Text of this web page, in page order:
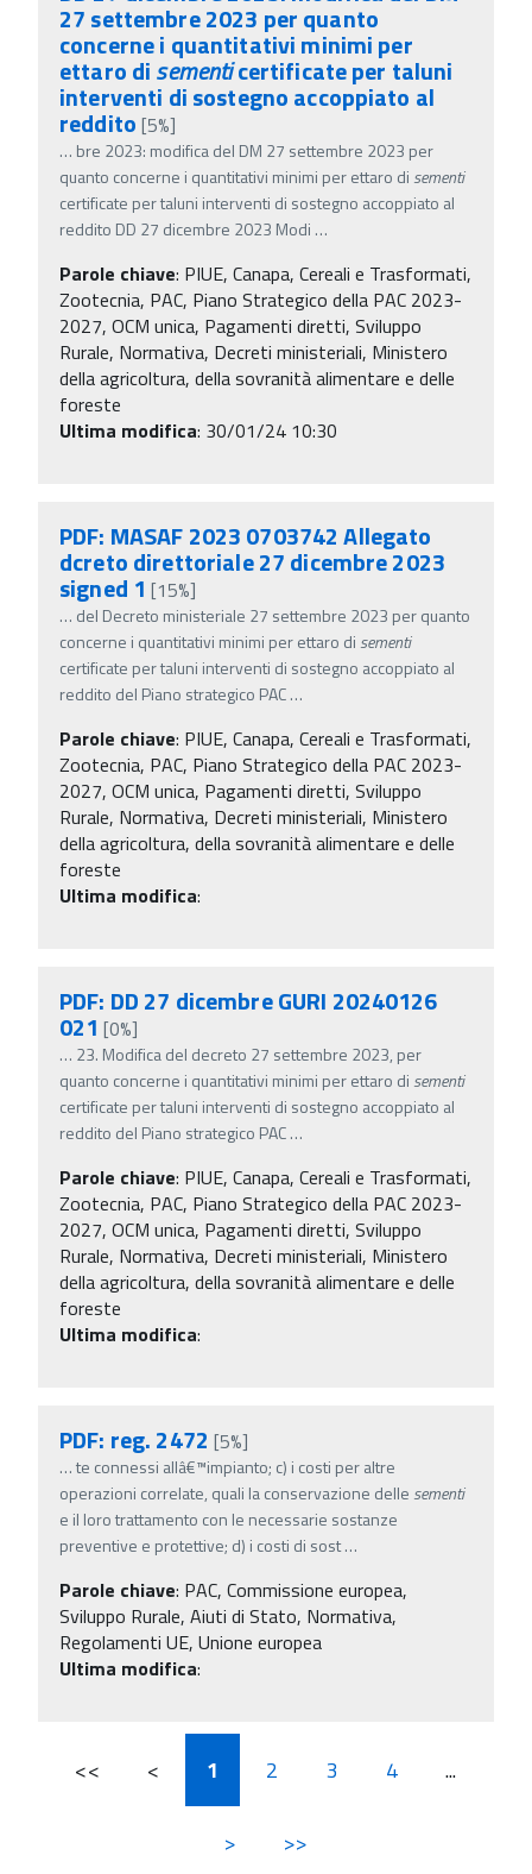
27 settembre 2023 per quanto
concerne i quantitativi minimi per
ettaro disementicertificate per taluni
interventi di sostegno accoppiato al
reddito [5%]
… bre 2023: modifica del DM 27 settembre 2023 per
quanto concerne i quantitativi minimi per ettaro di sementi
certificate per taluni interventi di sostegno accoppiato al
reddito DD 27 dicembre 2023 Modi …
Parole chiave: PIUE, Canapa, Cereali e Trasformati,
Zootecnia, PAC, Piano Strategico della PAC 2023-
2027, OCM unica, Pagamenti diretti, Sviluppo
Rurale, Normativa, Decreti ministeriali, Ministero
della agricoltura, della sovranità alimentare e delle
foreste
Ultima modifica: 30/01/24 10:30
PDF: MASAF 2023 0703742 Allegato
dcreto direttoriale 27 dicembre 2023
signed 1[15%]
… del Decreto ministeriale 27 settembre 2023 per quanto
concerne i quantitativi minimi per ettaro di sementi
certificate per taluni interventi di sostegno accoppiato al
reddito del Piano strategico PAC…
Parole chiave: PIUE, Canapa, Cereali e Trasformati,
Zootecnia, PAC, Piano Strategico della PAC 2023-
2027, OCM unica, Pagamenti diretti, Sviluppo
Rurale, Normativa, Decreti ministeriali, Ministero
della agricoltura, della sovranità alimentare e delle
foreste
Ultima modifica:
PDF: DD 27 dicembre GURI 20240126
021 [0%]
… 23. Modifica del decreto 27 settembre 2023, per
quanto concerne i quantitativi minimi per ettaro di sementi
certificate per taluni interventi di sostegno accoppiato al
reddito del Piano strategico PAC…
Parole chiave: PIUE, Canapa, Cereali e Trasformati,
Zootecnia, PAC, Piano Strategico della PAC 2023-
2027, OCM unica, Pagamenti diretti, Sviluppo
Rurale, Normativa, Decreti ministeriali, Ministero
della agricoltura, della sovranità alimentare e delle
foreste
Ultima modifica:
PDF: reg. 2472 [5%]
…te connessi allâ€™impianto; c) i costi per altre
operazioni correlate, quali la conservazione delle sementi
e il loro trattamento con le necessarie sostanze
preventive e protettive; d) i costi di sost…
Parole chiave: PAC, Commissione europea,
Sviluppo Rurale, Aiuti di Stato, Normativa,
Regolamenti UE, Unione europea
Ultima modifica:
<< < 1 2 3 4 ...
> >>